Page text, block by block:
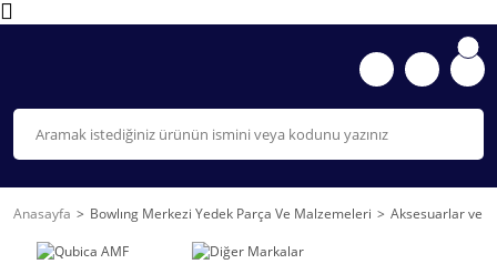
Anasayfa Bowlıng Merkezi Yedek Parça Ve Malzemeleri Aksesuarlar ve